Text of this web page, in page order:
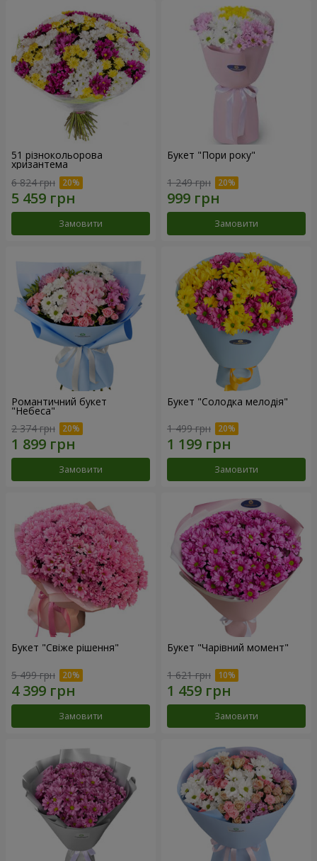
51 різнокольорова
хризантема
6 824 грн
Замовити
Букет "Пори року"
1 249 грн
Замовити
Романтичний букет
"Небеса"
2 374 грн
Замовити
Букет "Солодка мелодія"
1 499 грн
Замовити
Букет "Свіже рішення"
5 499 грн
Замовити
Букет "Чарівний момент"
1 621 грн
Замовити